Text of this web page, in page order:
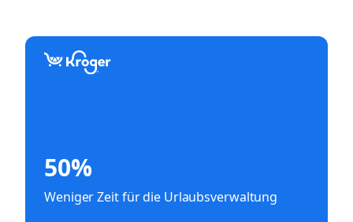
50%
Weniger Zeit für die Urlaubsverwaltung